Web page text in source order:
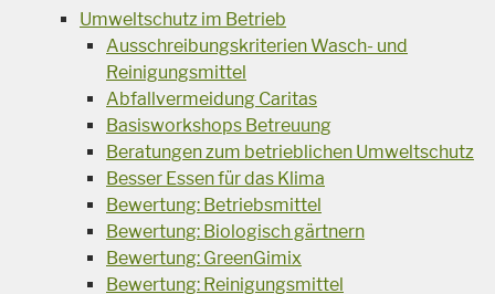
Umweltschutz im Betrieb
Ausschreibungskriterien Wasch- und
Reinigungsmittel
Abfallvermeidung Caritas
Basisworkshops Betreuung
Beratungen zum betrieblichen Umweltschutz
Besser Essen für das Klima
Bewertung: Betriebsmittel
Bewertung: Biologisch gärtnern
Bewertung: GreenGimix
Bewertung: Reinigungsmittel